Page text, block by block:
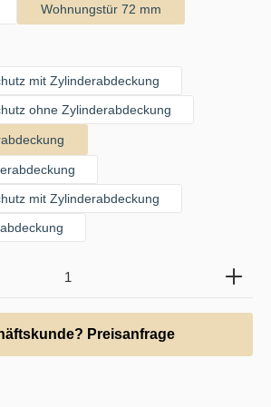
Wohnungstür 72 mm
mit Zylinderabdeckung
ohne Zylinderabdeckung
mit Zylinderabdeckung
Gib den gewünschten Wert ein
Preisanfrage